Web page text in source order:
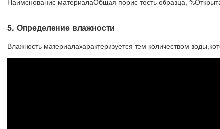
Наименование материалаОбщая порис-тость образца, %
5. Определение влажности
Влажность материалахарактеризуется тем количеством